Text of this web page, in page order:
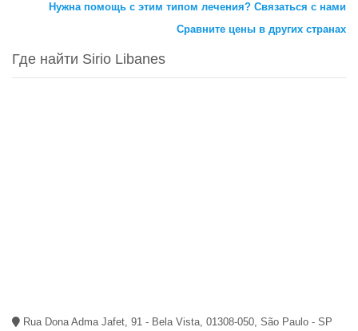
Нужна помощь с этим типом лечения? Связаться с нами
Сравните цены в других странах
Где найти Sirio Libanes
Rua Dona Adma Jafet, 91 - Bela Vista, 01308-050, São Paulo - SP